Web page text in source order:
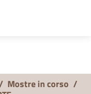
Mostre in corso /